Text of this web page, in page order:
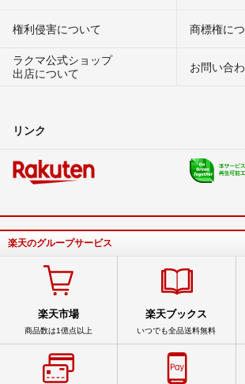
権利侵害について
商標権に
ラクマ公式ショップ
出店について
お問い合
リンク
楽天のグループサービス
楽天市場
商品数は1億点以上
楽天ブックス
いつでも全品送料無料